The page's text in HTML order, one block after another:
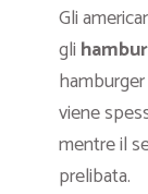
Gli
gli
viene
mentre il
prelibata.